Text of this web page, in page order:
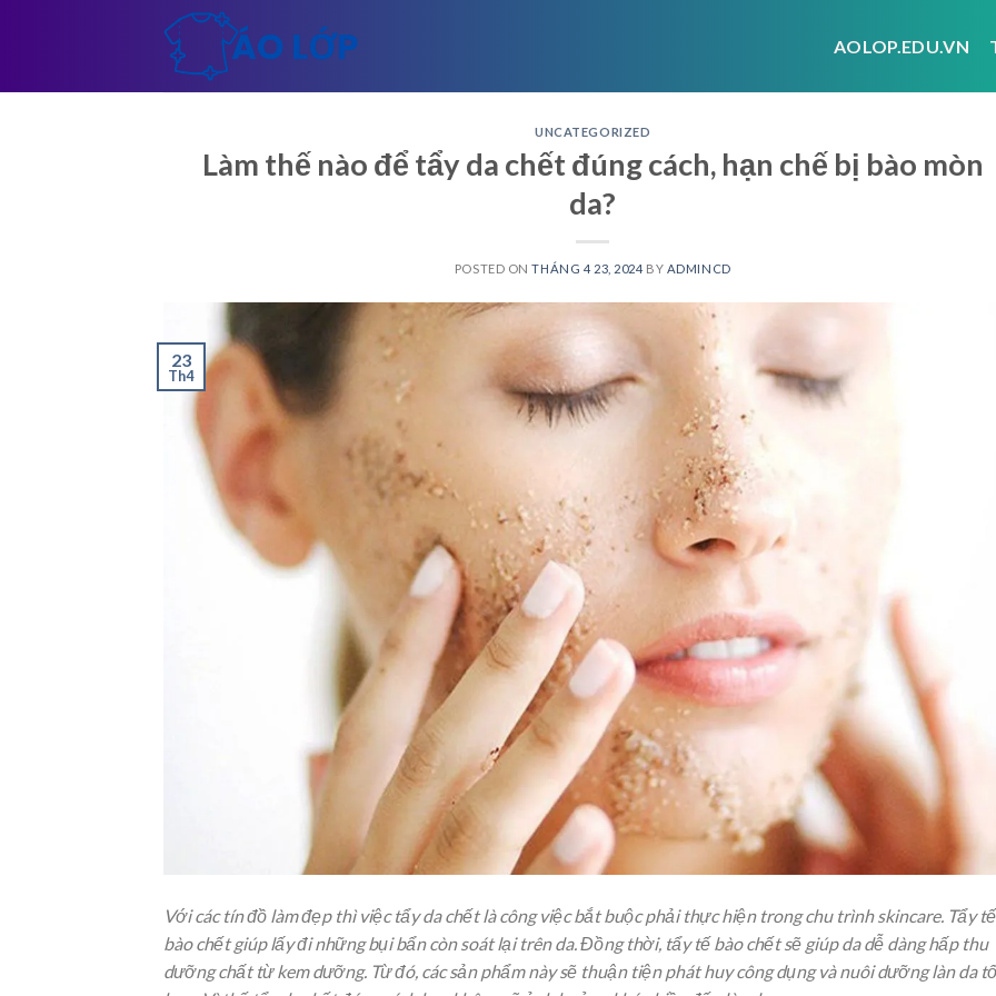
AOLOP.EDU.VN
UNCATEGORIZED
Làm thế nào để tẩy da chết đúng cách, hạn chế bị bào mòn
da?
POSTED ONTHÁNG 4 23, 2024 BY ADMINCD
23
Th4
Với các tín đồ làm đẹp thì việc tẩy da chết là công việc bắt buộc phải thực hiện trong chu trình skincare. Tẩy tế
bào chết giúp lấy đi những bụi bẩn còn soát lại trên da. Đồng thời, tẩy tế bào chết sẽ giúp da dễ dàng hấp thu
dưỡng chất từ kem dưỡng. Từ đó, các sản phẩm này sẽ thuận tiện phát huy công dụng và nuôi dưỡng làn da